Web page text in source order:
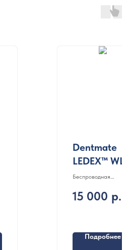
Dentmate
LEDEX™ WL-
070
Беспроводная
полимеризационная
лампа LEDEX WL-070
(Тайвань)
15 000 р.
Подробнее